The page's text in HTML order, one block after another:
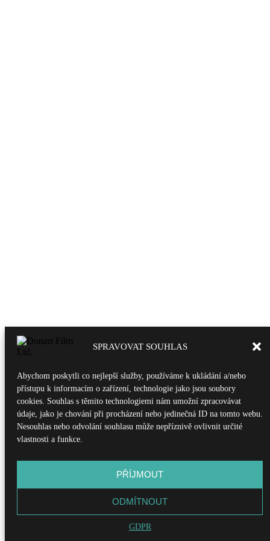
SPRAVOVAT SOUHLAS
Abychom poskytli co nejlepší služby, používáme k ukládání a/nebo
přístupu k informacím o zařízení, technologie jako jsou soubory
cookies. Souhlas s těmito technologiemi nám umožní zpracovávat
údaje, jako je chování při procházení nebo jedinečná ID na tomto webu.
Nesouhlas nebo odvolání souhlasu může nepříznivě ovlivnit určité
vlastnosti a funkce.
PŘÍJMOUT
ODMÍTNOUT
GDPR